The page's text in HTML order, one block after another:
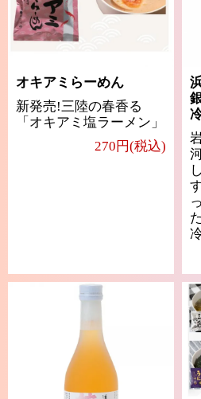
オキアミらーめん
新発売!三陸の春香る
「オキアミ塩ラーメン」
270円(税込)